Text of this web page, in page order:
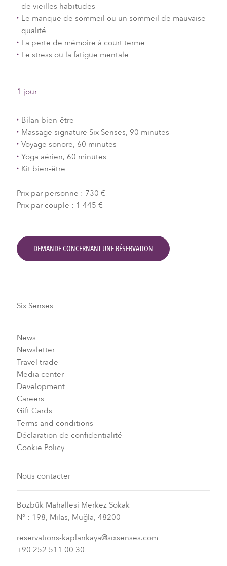
de vieilles habitudes
Le manque de sommeil ou un sommeil de mauvaise
qualité
La perte de mémoire à court terme
Le stress ou la fatigue mentale
1 jour
Bilan bien-être
Massage signature Six Senses, 90 minutes
Voyage sonore, 60 minutes
Yoga aérien, 60 minutes
Kit bien-être
Prix ​​par personne : 730 €
Prix par couple : 1 445 €
DEMANDE CONCERNANT UNE RÉSERVATION
Six Senses
News
Newsletter
Travel trade
Media center
Development
Careers
Gift Cards
Terms and conditions
Déclaration de confidentialité
Cookie Policy
Nous contacter
Bozbük Mahallesi Merkez Sokak
N° : 198, Milas, Muğla, 48200
reservations-kaplankaya@sixsenses.com
+90 252 511 00 30